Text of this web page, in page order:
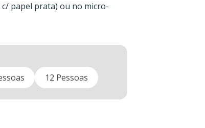
papel prata) ou no micro-
12 Pessoas